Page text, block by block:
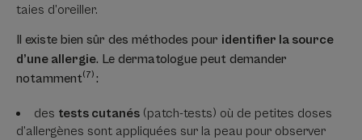
taies d’oreiller.
Il existe bien sûr des méthodes pour identifier la source
d’une allergie. Le dermatologue peut demander
notamment(7) :
des tests cutanés (patch-tests) où de petites doses
d’allergènes sont appliquées sur la peau pour observer